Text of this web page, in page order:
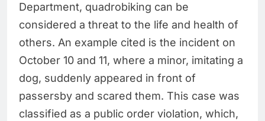
Department, quadrobiking can be
considered a threat to the life and health of
others. An example cited is the incident on
October 10 and 11, where a minor, imitating a
dog, suddenly appeared in front of
passersby and scared them. This case was
classified as a public order violation, which,